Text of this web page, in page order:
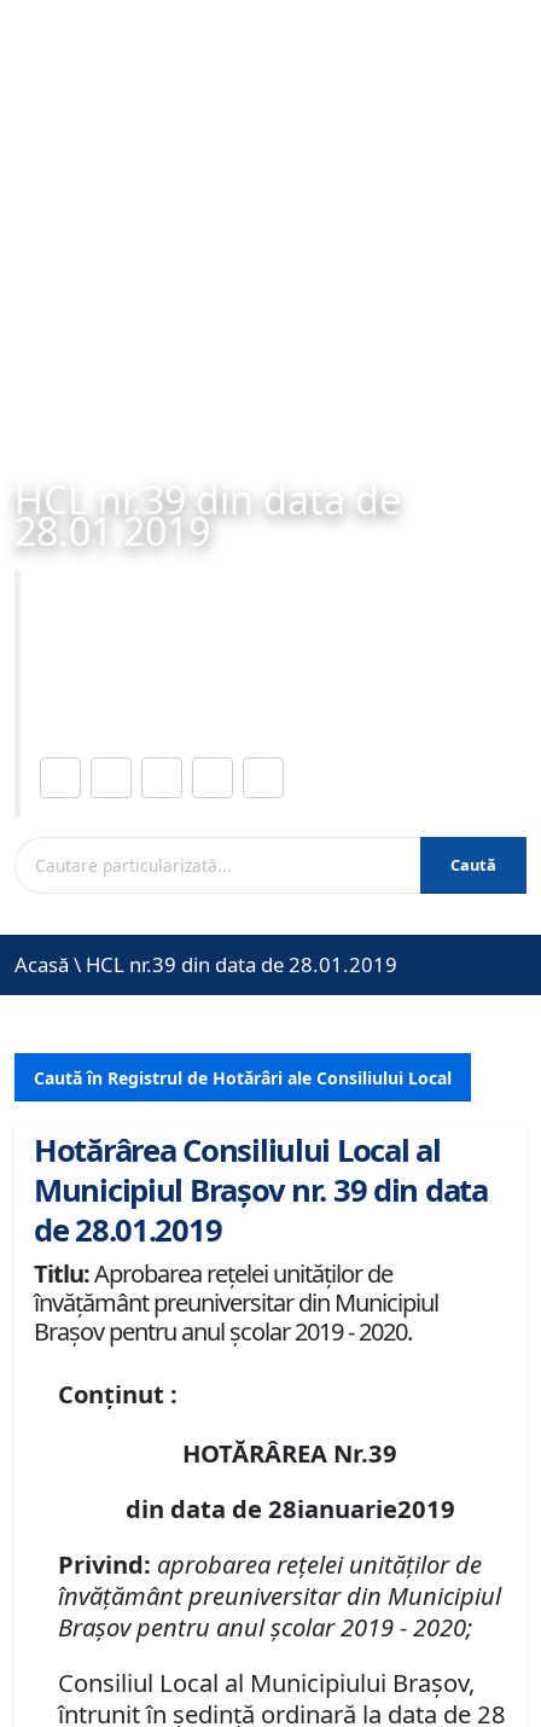
HCL nr.39 din data de
28.01.2019
Caută
Acasă \ HCL nr.39 din data de 28.01.2019
Caută în Registrul de Hotărâri ale Consiliului Local
Hotărârea Consiliului Local al
Municipiul Brașov nr. 39 din data
de 28.01.2019
Titlu:Aprobarea reţelei unităţilor de
învăţământ preuniversitar din Municipiul
Braşov pentru anul şcolar 2019 - 2020.
Conținut :
HOTĂRÂREA Nr.39
din data de 28ianuarie2019
Privind: aprobarea reţelei unităţilor de
învăţământ preuniversitar din Municipiul
Braşov pentru anul şcolar 2019 - 2020;
Consiliul Local al Municipiului Braşov,
întrunit în şedinţă ordinară la data de 28